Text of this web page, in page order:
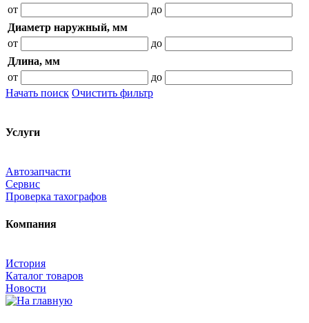
от
до
Диаметр наружный, мм
от
до
Длина, мм
от
до
Начать поиск Очистить фильтр
Услуги
Автозапчасти
Сервис
Проверка тахографов
Компания
История
Каталог товаров
Новости